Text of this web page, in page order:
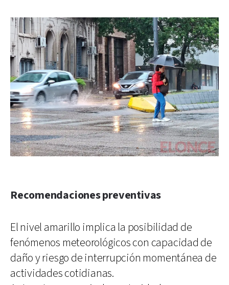
Recomendaciones preventivas
El nivel amarillo implica la posibilidad de
fenómenos meteorológicos con capacidad de
daño y riesgo de interrupción momentánea de
actividades cotidianas.